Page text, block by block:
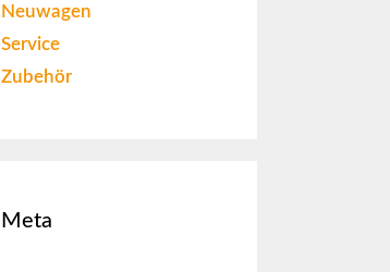
Neuwagen
Service
Zubehör
Meta